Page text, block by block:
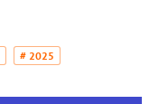
# 2025